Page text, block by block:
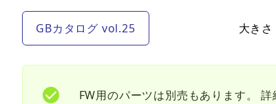
GBカタログ vol.25 大き
FW用のパーツは別売もあります。 詳